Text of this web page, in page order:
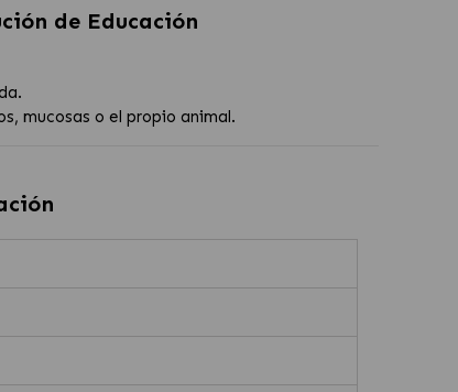
de Educación
mucosas o el propio animal.